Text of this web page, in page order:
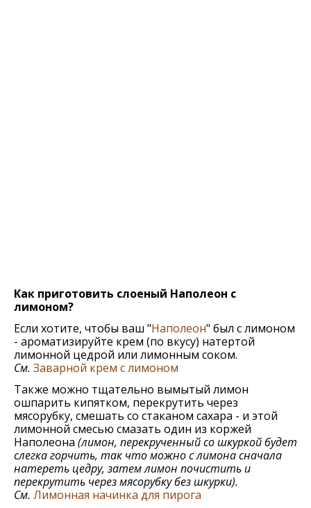
Как приготовить слоеный Наполеон с
лимоном?
Если хотите, чтобы ваш "Наполеон" был с лимоном
- ароматизируйте крем (по вкусу) натертой
лимонной цедрой или лимонным соком.
См. Заварной крем с лимоном
Также можно тщательно вымытый лимон
ошпарить кипятком, перекрутить через
мясорубку, смешать со стаканом сахара - и этой
лимонной смесью смазать один из коржей
Наполеона (лимон, перекрученный со шкуркой будет
слегка горчить, так что можно с лимона сначала
натереть цедру, затем лимон почистить и
перекрутить через мясорубку без шкурки).
См. Лимонная начинка для пирога